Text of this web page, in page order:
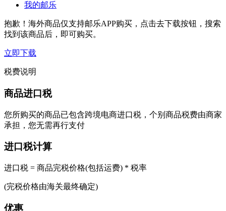
我的邮乐
抱歉！海外商品仅支持邮乐APP购买，点击去下载按钮，搜索
找到该商品后，即可购买。
立即下载
税费说明
商品进口税
您所购买的商品已包含跨境电商进口税，个别商品税费由商家
承担，您无需再行支付
进口税计算
进口税 = 商品完税价格(包括运费) * 税率
(完税价格由海关最终确定)
优惠